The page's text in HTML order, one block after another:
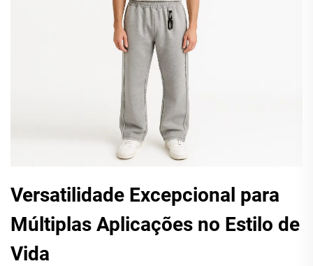
Versatilidade Excepcional para
Múltiplas Aplicações no Estilo de
Vida